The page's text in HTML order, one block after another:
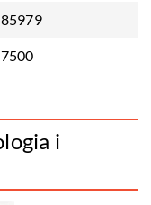
i